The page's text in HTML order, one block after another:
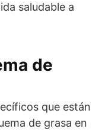
saludable a
de
que están
de grasa en